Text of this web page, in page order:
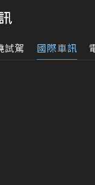
試駕 國際車訊